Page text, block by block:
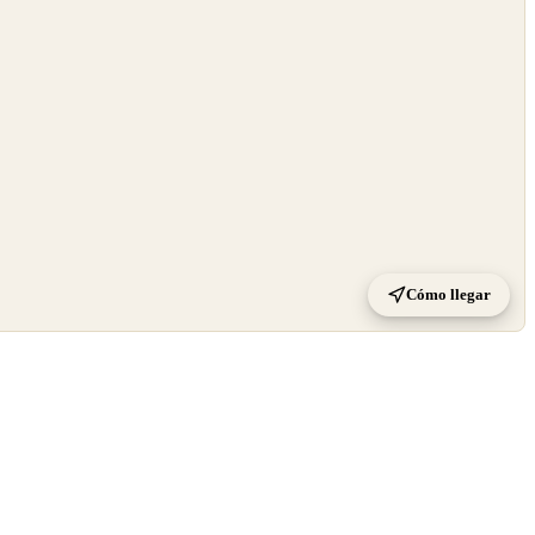
Cómo llegar